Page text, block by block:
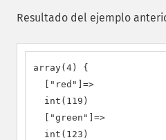
Resultado del ejemplo
array(4) {
  ["red"]=>
  int(119)
  ["green"]=>
  int(123)